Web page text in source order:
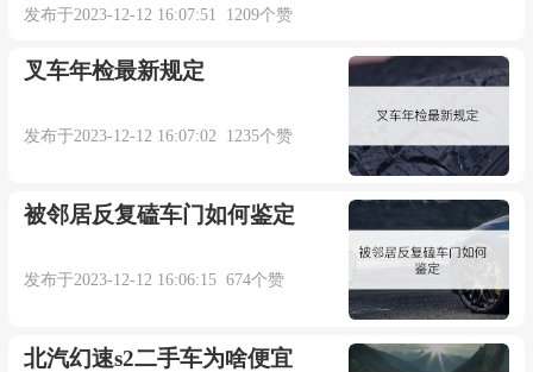
发布于2023-12-12 16:07:51 1209个赞
叉车年检最新规定
发布于2023-12-12 16:07:02 1235个赞
被邻居反复磕车门如何鉴定
发布于2023-12-12 16:06:15 674个赞
北汽幻速s2二手车为啥便宜